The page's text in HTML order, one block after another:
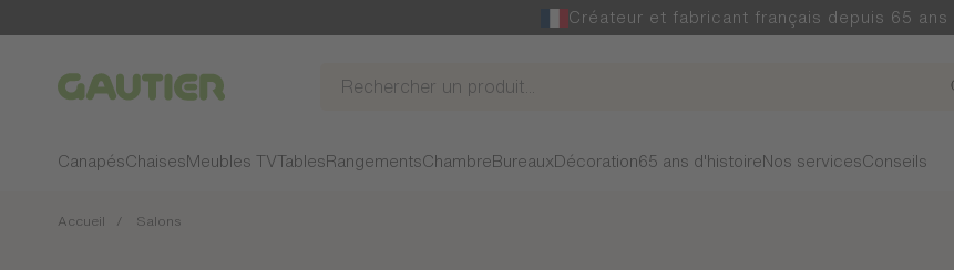
Créateur et fabricant français depuis 65 ans
Gautier
CanapésChaises Meubles TVTables RangementsChambre Bureaux Décoration65 ans d'histoire Nos servicesConseils
Accueil Salons